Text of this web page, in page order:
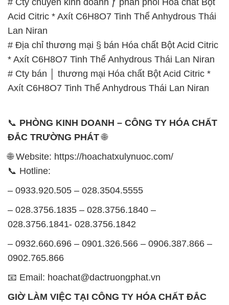
Acid Citric * Axít C6H8O7 Tinh Thể Anhydrous Thái
Lan Niran
# Địa chỉ thương mại § bán Hóa chất Bột Acid Citric
* Axít C6H8O7 Tinh Thể Anhydrous Thái Lan Niran
# Cty bán │ thương mại Hóa chất Bột Acid Citric *
Axít C6H8O7 Tinh Thể Anhydrous Thái Lan Niran
📞 PHÒNG KINH DOANH – CÔNG TY HÓA CHẤT
ĐẮC TRƯỜNG PHÁT🌐
🌐 Website: https://hoachatxulynuoc.com/
📞 Hotline:
– 0933.920.505 – 028.3504.5555
– 028.3756.1835 – 028.3756.1840 –
028.3756.1841- 028.3756.1842
– 0932.660.696 – 0901.326.566 – 0906.387.866 –
0902.765.866
📧 Email: hoachat@dactruongphat.vn
GIỜ LÀM VIỆC TẠI CÔNG TY HÓA CHẤT ĐẮC